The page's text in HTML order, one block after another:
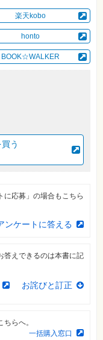
楽天kobo
honto
BOOK☆WALKER
う
に応募」の場合もこちら
ンケートに答える
答えできるのは本書に記
お詫びと訂正
らへ。
一括購入窓口